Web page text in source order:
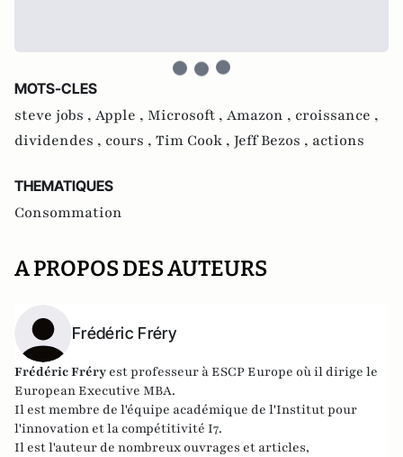
MOTS-CLES
steve jobs , Apple , Microsoft , Amazon , croissance ,
dividendes , cours , Tim Cook , Jeff Bezos , actions
THEMATIQUES
Consommation
A PROPOS DES AUTEURS
Frédéric Fréry
Frédéric Fréry est professeur à ESCP Europe où il dirige le
European Executive MBA.
Il est membre de l'équipe académique de l'Institut pour
l'innovation et la compétitivité I7.
Il est l'auteur de nombreux ouvrages et articles,